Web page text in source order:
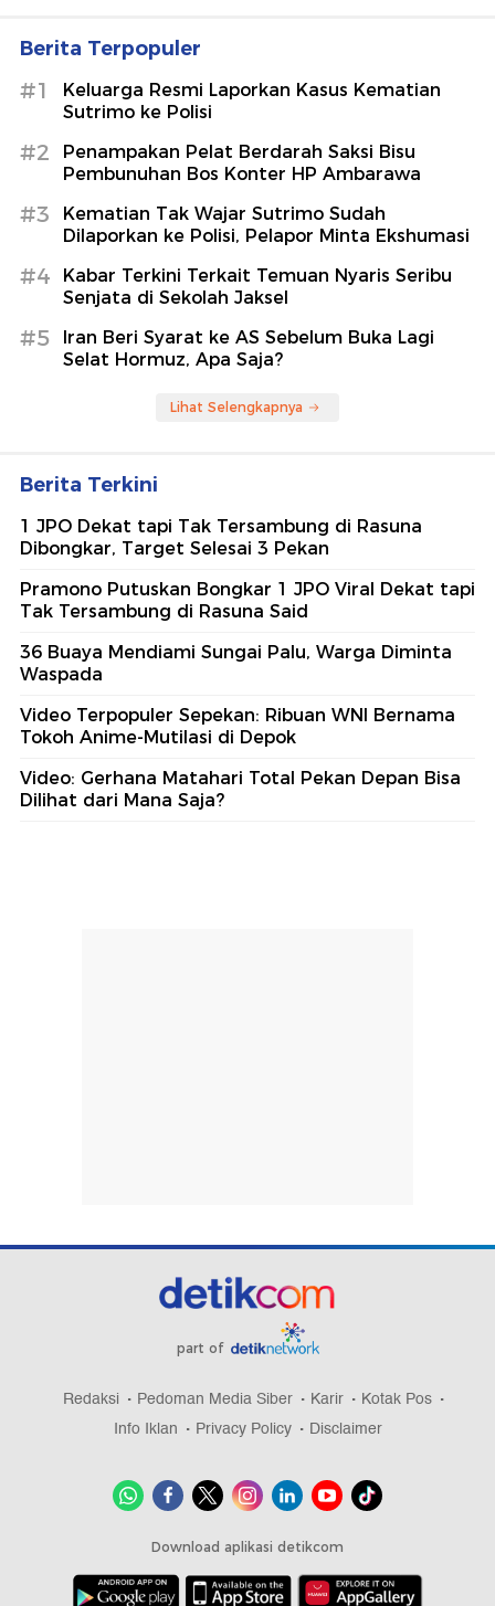
Berita Terpopuler
#1
Keluarga Resmi Laporkan Kasus Kematian
Sutrimo ke Polisi
#2
Penampakan Pelat Berdarah Saksi Bisu
Pembunuhan Bos Konter HP Ambarawa
#3
Kematian Tak Wajar Sutrimo Sudah
Dilaporkan ke Polisi, Pelapor Minta Ekshumasi
#4
Kabar Terkini Terkait Temuan Nyaris Seribu
Senjata di Sekolah Jaksel
#5
Iran Beri Syarat ke AS Sebelum Buka Lagi
Selat Hormuz, Apa Saja?
Lihat Selengkapnya
Berita Terkini
1 JPO Dekat tapi Tak Tersambung di Rasuna
Dibongkar, Target Selesai 3 Pekan
Pramono Putuskan Bongkar 1 JPO Viral Dekat tapi
Tak Tersambung di Rasuna Said
36 Buaya Mendiami Sungai Palu, Warga Diminta
Waspada
Video Terpopuler Sepekan: Ribuan WNI Bernama
Tokoh Anime-Mutilasi di Depok
Video: Gerhana Matahari Total Pekan Depan Bisa
Dilihat dari Mana Saja?
part of
Redaksi Pedoman Media Siber Karir
Kotak Pos
Info Iklan
Privacy Policy Disclaimer
Download aplikasi detikcom